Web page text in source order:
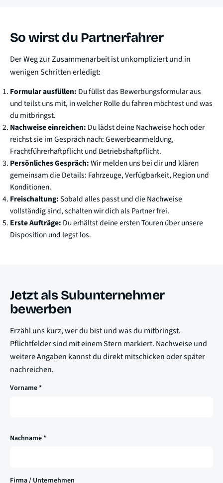
So wirst du Partnerfahrer
Der Weg zur Zusammenarbeit ist unkompliziert und in
wenigen Schritten erledigt:
Formular ausfüllen: Du füllst das Bewerbungsformular aus
und teilst uns mit, in welcher Rolle du fahren möchtest und was
du mitbringst.
Nachweise einreichen: Du lädst deine Nachweise hoch oder
reichst sie im Gespräch nach: Gewerbeanmeldung,
Frachtführerhaftpflicht und Betriebshaftpflicht.
Persönliches Gespräch:Wir melden uns bei dir und klären
gemeinsam die Details: Fahrzeuge, Verfügbarkeit, Region und
Konditionen.
Freischaltung:Sobald alles passt und die Nachweise
vollständig sind, schalten wir dich als Partner frei.
Erste Aufträge: Du erhältst deine ersten Touren über unsere
Disposition und legst los.
Jetzt als Subunternehmer
bewerben
Erzähl uns kurz, wer du bist und was du mitbringst.
Pflichtfelder sind mit einem Stern markiert. Nachweise und
weitere Angaben kannst du direkt mitschicken oder später
nachreichen.
Vorname *
Nachname *
Firma / Unternehmen